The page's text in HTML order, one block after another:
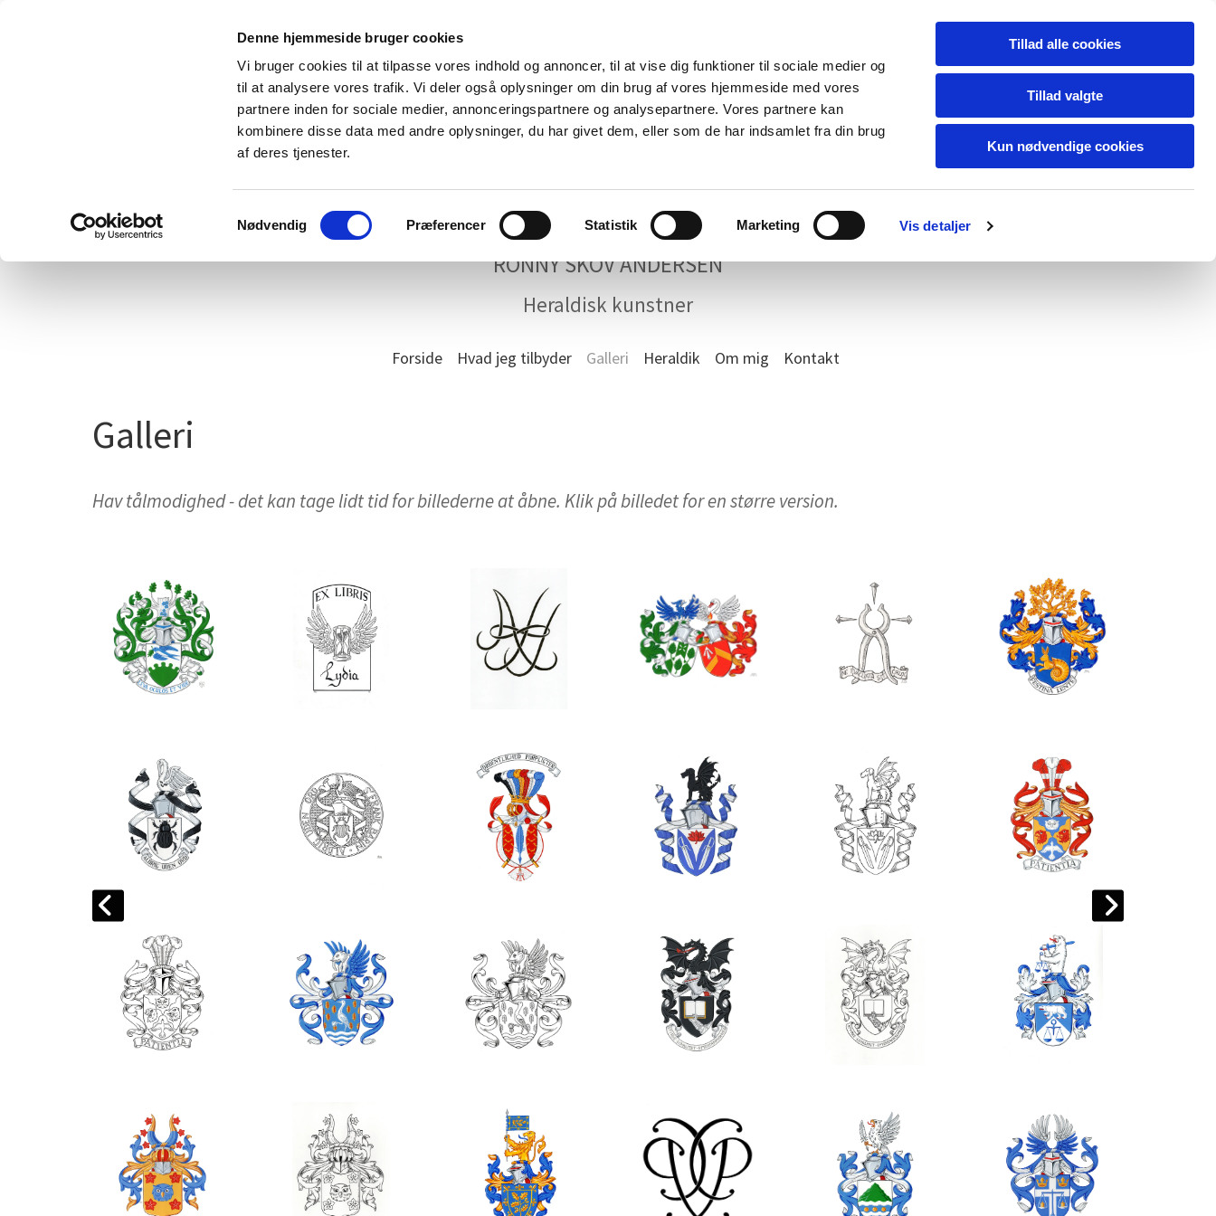
Denne hjemmeside bruger cookies
Vi bruger cookies til at tilpasse vores indhold og annoncer, til at vise dig funktioner til sociale medier og
til at analysere vores trafik. Vi deler også oplysninger om din brug af vores hjemmeside med vores
partnere inden for sociale medier, annonceringspartnere og analysepartnere. Vores partnere kan
kombinere disse data med andre oplysninger, du har givet dem, eller som de har indsamlet fra din brug
af deres tjenester.
Nødvendig Præferencer Statistik Marketing Vis detaljer
Tillad alle cookies
Tillad valgte
Kun nødvendige cookies
RONNY SKOV ANDERSEN
Heraldisk kunstner
Forside Hvad jeg tilbyder Galleri Heraldik Om mig Kontakt
Galleri
Hav tålmodighed - det kan tage lidt tid for billederne at åbne. Klik på billedet for en større version.